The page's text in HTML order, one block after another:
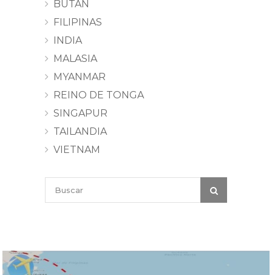
BUTÁN
FILIPINAS
INDIA
MALASIA
MYANMAR
REINO DE TONGA
SINGAPUR
TAILANDIA
VIETNAM